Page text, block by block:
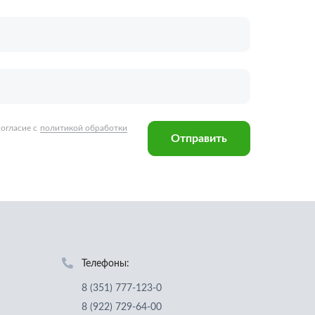
8 (351) 777-123-0
8 (922) 729-64-00